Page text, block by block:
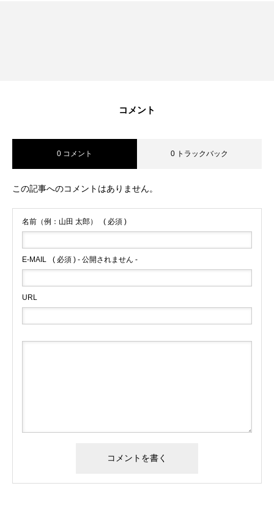
コメント
0 コメント 0 トラックバック
この記事へのコメントはありません。
名前（例：山田 太郎） ( 必須 )
E-MAIL ( 必須 ) - 公開されません -
URL